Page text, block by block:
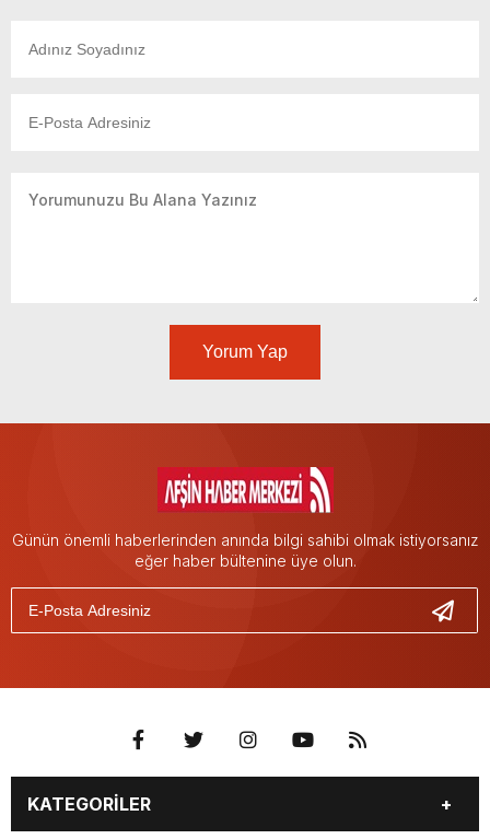
Yorum Yap
Günün önemli haberlerinden anında bilgi sahibi olmak istiyorsanız
eğer haber bültenine üye olun.
KATEGORİLER